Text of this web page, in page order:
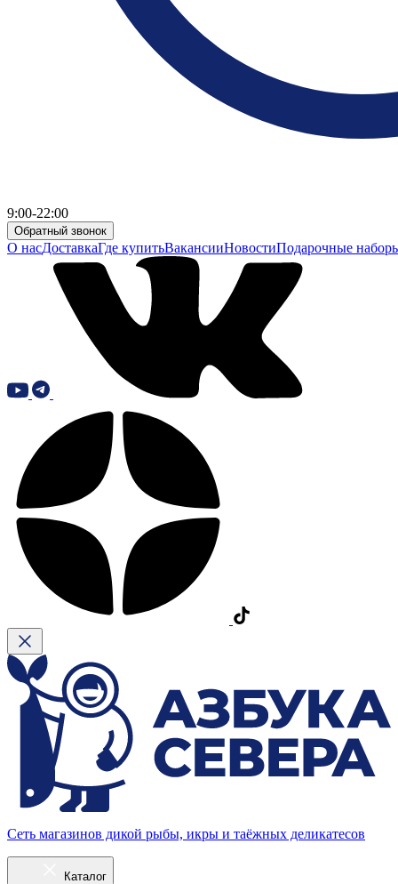
9:00-22:00
Обратный звонок
О насДоставкаГде купитьВакансииНовостиПодарочные
Сеть магазинов дикой рыбы, икры и таёжных деликатесов
Каталог